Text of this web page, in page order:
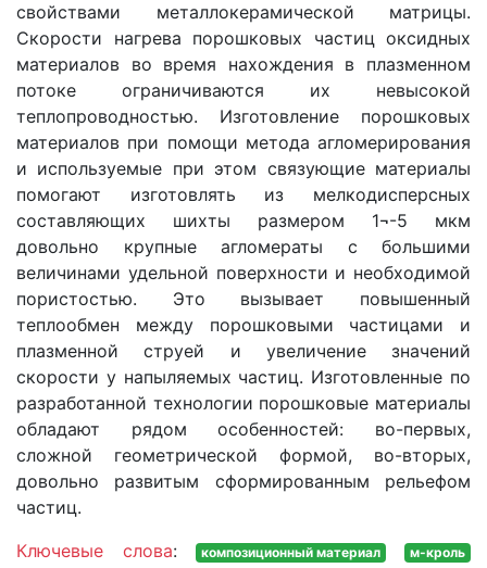
свойствами металлокерамической матрицы.
Скорости нагрева порошковых частиц оксидных
материалов во время нахождения в плазменном
потоке ограничиваются их невысокой
теплопроводностью. Изготовление порошковых
материалов при помощи метода агломерирования
и используемые при этом связующие материалы
помогают изготовлять из мелкодисперсных
составляющих шихты размером 1¬-5 мкм
довольно крупные агломераты с большими
величинами удельной поверхности и необходимой
пористостью. Это вызывает повышенный
теплообмен между порошковыми частицами и
плазменной струей и увеличение значений
скорости у напыляемых частиц. Изготовленные по
разработанной технологии порошковые материалы
обладают рядом особенностей: во-первых,
сложной геометрической формой, во-вторых,
довольно развитым сформированным рельефом
частиц.
Ключевые слова: композиционный материал
м-кроль